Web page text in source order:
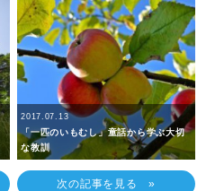
2017.07.13
「一匹のいもむし」童話から学ぶ大切
な教訓
次の記事を見る »